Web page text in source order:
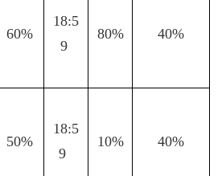
60%
18:5
9
80% 40%
50%
18:5
9
10% 40%